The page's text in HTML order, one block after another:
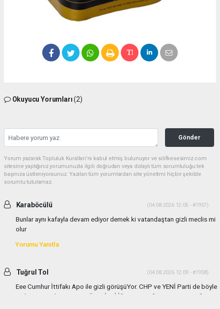
Okuyucu Yorumları(2)
Gönder
Yorum yazarak Topluluk Kuralları’nı kabul etmiş bulunuyor ve silifkesesimiz.com
sitesine yaptığınız yorumunuzla ilgili doğrudan veya dolaylı tüm sorumluluğu tek
başınıza üstleniyorsunuz. Yazılan tüm yorumlardan site yönetimi hiçbir şekilde
sorumlu tutulamaz.
Karaböcülü (04.08.2026 12:05 - #1957)
Bunlar aynı kafayla devam ediyor demek ki vatandaştan gizli meclis mi
olur
Yorumu Yanıtla
Tuğrul Tol (04.08.2026 12:09 - #1958)
Eee Cumhur İttifakı Apo ile gizli görüşüYor. CHP ve YENİ Parti de böyle
gizli görüşmeler yapıyor TÜM GİZLİ İŞLERE KARŞIYIM VATANDAŞIN